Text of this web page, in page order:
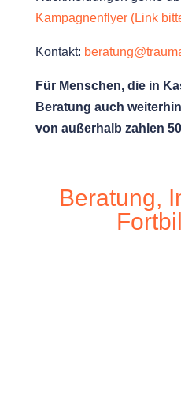
Kampagnenflyer (Link
Kontakt:
Für Menschen, die in
Beratung auch
von außerhalb zahlen
Beratung,